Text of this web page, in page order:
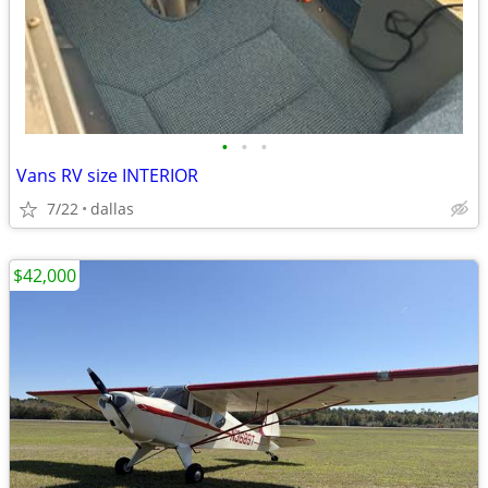
• • •
Vans RV size INTERIOR
7/22 dallas
$42,000